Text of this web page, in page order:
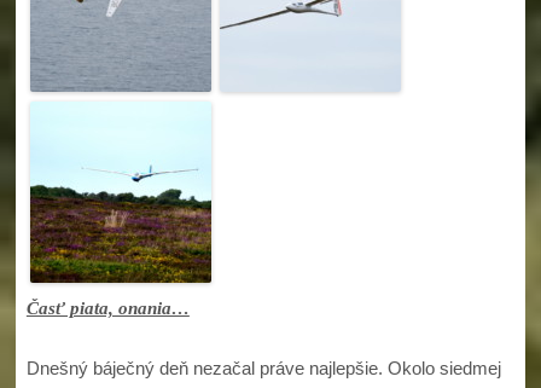
Časť piata, onania…
Dnešný báječný deň nezačal práve najlepšie. Okolo siedmej